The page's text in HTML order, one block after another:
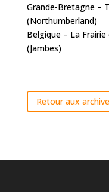
Grande-Bretagne –
(Northumberland)
Belgique – La
(Jambes)
Retour aux